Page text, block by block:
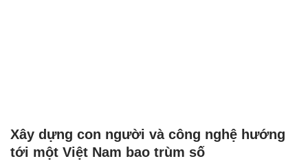
Xây dựng con người và công nghệ hướng
tới một Việt Nam bao trùm số